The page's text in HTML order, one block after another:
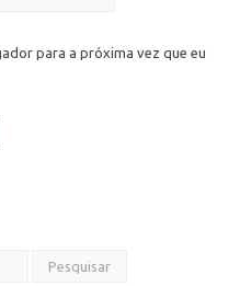
para a próxima vez que eu